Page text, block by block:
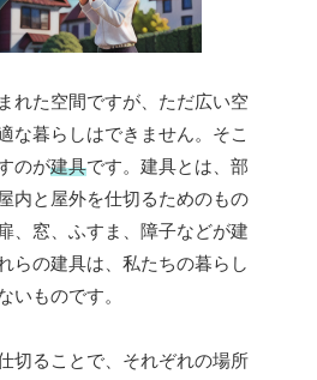
れた空間ですが、ただ広い空
な暮らしはできません。そこ
のが建具です。建具とは、部
内と屋外を仕切るためのもの
、窓、ふすま、障子などが建
らの建具は、私たちの暮らし
いものです。
切ることで、それぞれの場所